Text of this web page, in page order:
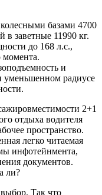
базами 4700
заветные 11990 кг.
до 168 л.с.,
момента.
и
уменьшенном радиусе
2+1
отдыха водителя
пространство.
легко читаемая
инфотейнмента,
документов.
ли?
Так что